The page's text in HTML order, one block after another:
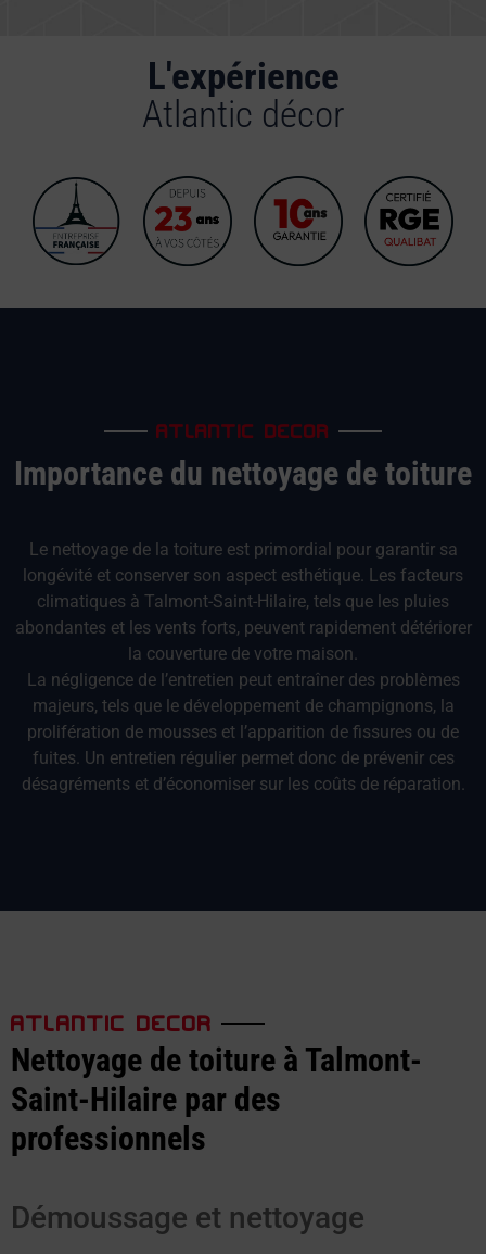
L'expérience
Atlantic décor
ATLANTIC DECOR
Importance du nettoyage de toiture
Le nettoyage de la toiture est primordial pour garantir sa
longévité et conserver son aspect esthétique. Les facteurs
climatiques à Talmont-Saint-Hilaire, tels que les pluies
abondantes et les vents forts, peuvent rapidement détériorer
la couverture de votre maison.
La négligence de l’entretien peut entraîner des problèmes
majeurs, tels que le développement de champignons, la
prolifération de mousses et l’apparition de fissures ou de
fuites. Un entretien régulier permet donc de prévenir ces
désagréments et d’économiser sur les coûts de réparation.
ATLANTIC DECOR
Nettoyage de toiture à Talmont-
Saint-Hilaire par des
professionnels
Démoussage et nettoyage